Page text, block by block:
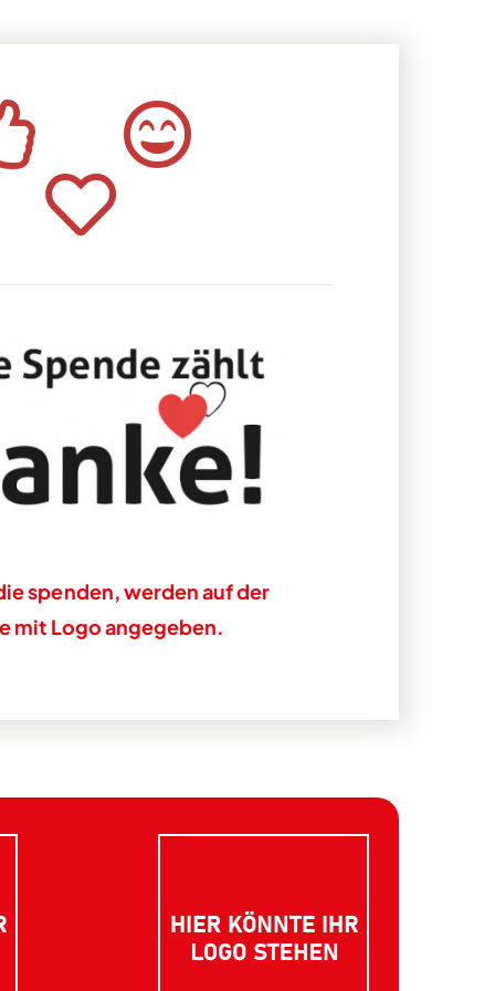
spenden, werden auf der
mit Logo angegeben.